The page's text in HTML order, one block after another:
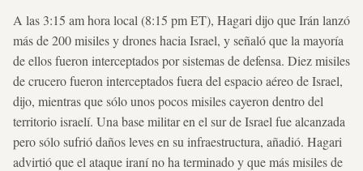
A las 3:15 am hora local (8:15 pm ET), Hagari dijo que Irán lanzó
más de 200 misiles y drones hacia Israel, y señaló que la mayoría
de ellos fueron interceptados por sistemas de defensa. Diez misiles
de crucero fueron interceptados fuera del espacio aéreo de Israel,
dijo, mientras que sólo unos pocos misiles cayeron dentro del
territorio israelí. Una base militar en el sur de Israel fue alcanzada
pero sólo sufrió daños leves en su infraestructura, añadió. Hagari
advirtió que el ataque iraní no ha terminado y que más misiles de